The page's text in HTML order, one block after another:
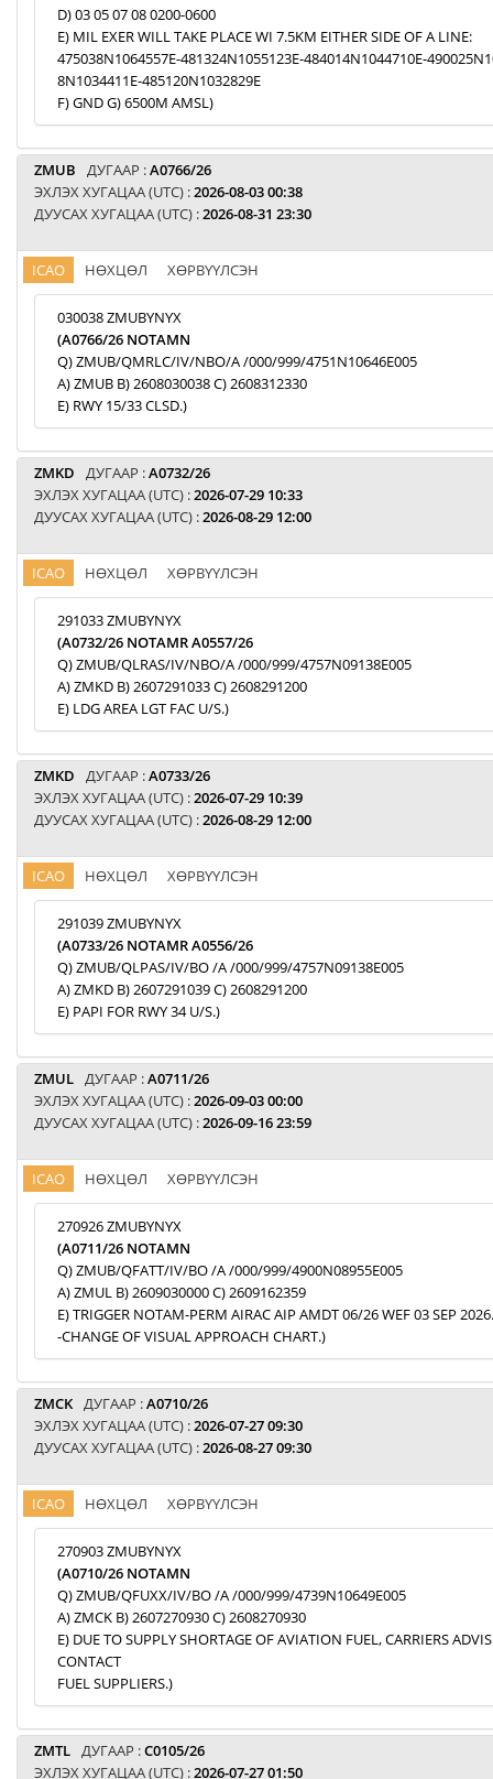
D) 03 05 07 08 0200-0600
E) MIL EXER WILL TAKE PLACE WI 7.5KM EITHER SIDE OF A LINE:
475038N1064557E-481324N1055123E-484014N1044710E-
8N1034411E-485120N1032829E
F) GND G) 6500M AMSL)
ZMUB ДУГААР :A0766/26
ЭХЛЭХ ХУГАЦАА (UTC) :2026-08-03 00:38
ДУУСАХ ХУГАЦАА (UTC) :2026-08-31 23:30
ICAO НӨХЦӨЛ ХӨРВҮҮЛСЭН
030038 ZMUBYNYX
(A0766/26 NOTAMN
Q) ZMUB/QMRLC/IV/NBO/A /000/999/4751N10646E005
A) ZMUB B) 2608030038 C) 2608312330
E) RWY 15/33 CLSD.)
ZMKD ДУГААР :A0732/26
ЭХЛЭХ ХУГАЦАА (UTC) :2026-07-29 10:33
ДУУСАХ ХУГАЦАА (UTC) :2026-08-29 12:00
ICAO НӨХЦӨЛ ХӨРВҮҮЛСЭН
291033 ZMUBYNYX
(A0732/26 NOTAMR A0557/26
Q) ZMUB/QLRAS/IV/NBO/A /000/999/4757N09138E005
A) ZMKD B) 2607291033 C) 2608291200
E) LDG AREA LGT FAC U/S.)
ZMKD ДУГААР :A0733/26
ЭХЛЭХ ХУГАЦАА (UTC) :2026-07-29 10:39
ДУУСАХ ХУГАЦАА (UTC) :2026-08-29 12:00
ICAO НӨХЦӨЛ ХӨРВҮҮЛСЭН
291039 ZMUBYNYX
(A0733/26 NOTAMR A0556/26
Q) ZMUB/QLPAS/IV/BO /A /000/999/4757N09138E005
A) ZMKD B) 2607291039 C) 2608291200
E) PAPI FOR RWY 34 U/S.)
ZMUL ДУГААР :A0711/26
ЭХЛЭХ ХУГАЦАА (UTC) :2026-09-03 00:00
ДУУСАХ ХУГАЦАА (UTC) :2026-09-16 23:59
ICAO НӨХЦӨЛ ХӨРВҮҮЛСЭН
270926 ZMUBYNYX
(A0711/26 NOTAMN
Q) ZMUB/QFATT/IV/BO /A /000/999/4900N08955E005
A) ZMUL B) 2609030000 C) 2609162359
E) TRIGGER NOTAM-PERM AIRAC AIP AMDT 06/26 WEF 03 SEP 2026.
-CHANGE OF VISUAL APPROACH CHART.)
ZMCK ДУГААР :A0710/26
ЭХЛЭХ ХУГАЦАА (UTC) :2026-07-27 09:30
ДУУСАХ ХУГАЦАА (UTC) :2026-08-27 09:30
ICAO НӨХЦӨЛ ХӨРВҮҮЛСЭН
270903 ZMUBYNYX
(A0710/26 NOTAMN
Q) ZMUB/QFUXX/IV/BO /A /000/999/4739N10649E005
A) ZMCK B) 2607270930 C) 2608270930
E) DUE TO SUPPLY SHORTAGE OF AVIATION FUEL, CARRIERS
CONTACT
FUEL SUPPLIERS.)
ZMTL ДУГААР :C0105/26
ЭХЛЭХ ХУГАЦАА (UTC) :2026-07-27 01:50